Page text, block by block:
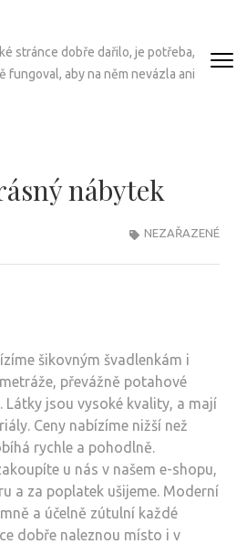
stránce dobře dařilo, je potřeba,
fungoval, aby na něm nevázla ani
nábytek
NEZAŘAZENÉ
šikovným švadlenkám i
převážně potahové
Látky jsou vysoké kvality, a mají
Ceny nabízíme nižší než
rychle a pohodlně.
u nás v našem e-shopu,
a za poplatek ušijeme. Moderní
a účelně zútulní každé
dobře naleznou místo i v